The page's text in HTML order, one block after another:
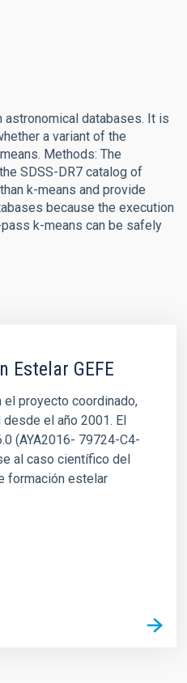
databases. It is
a variant of the
Methods: The
SDSS-DR7 catalog of
k-means and provide
because the execution
k-means can be safely
Estelar GEFE
el proyecto coordinado,
desde el año 2001. El
(AYA2016- 79724-C4-
al caso científico del
formación estelar